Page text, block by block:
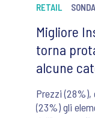
RETAIL
Migliore
torna
alcune
Prezzi
(23%) gli